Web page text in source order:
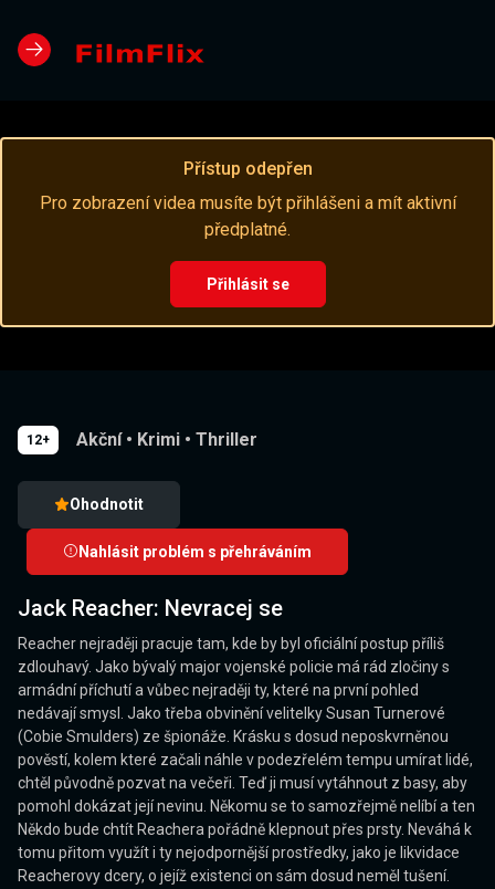
Přístup odepřen
Pro zobrazení videa musíte být přihlášeni a mít aktivní
předplatné.
Přihlásit se
12+ Akční • Krimi • Thriller
Ohodnotit
Nahlásit problém s přehráváním
Jack Reacher: Nevracej se
Reacher nejraději pracuje tam, kde by byl oficiální postup příliš
zdlouhavý. Jako bývalý major vojenské policie má rád zločiny s
armádní příchutí a vůbec nejraději ty, které na první pohled
nedávají smysl. Jako třeba obvinění velitelky Susan Turnerové
(Cobie Smulders) ze špionáže. Krásku s dosud neposkvrněnou
pověstí, kolem které začali náhle v podezřelém tempu umírat lidé,
chtěl původně pozvat na večeři. Teď ji musí vytáhnout z basy, aby
pomohl dokázat její nevinu. Někomu se to samozřejmě nelíbí a ten
Někdo bude chtít Reachera pořádně klepnout přes prsty. Neváhá k
tomu přitom využít i ty nejodpornější prostředky, jako je likvidace
Reacherovy dcery, o jejíž existenci on sám dosud neměl tušení.